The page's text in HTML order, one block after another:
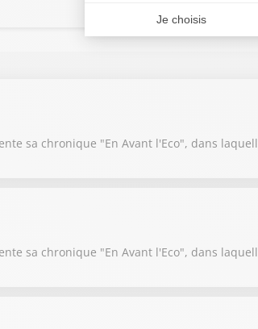
sa chronique "En Avant l'Eco", dans
sa chronique "En Avant l'Eco", dans